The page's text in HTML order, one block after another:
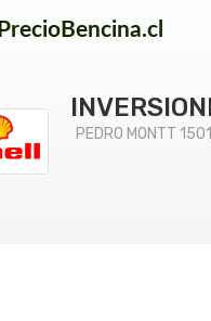
PEDRO MONTT